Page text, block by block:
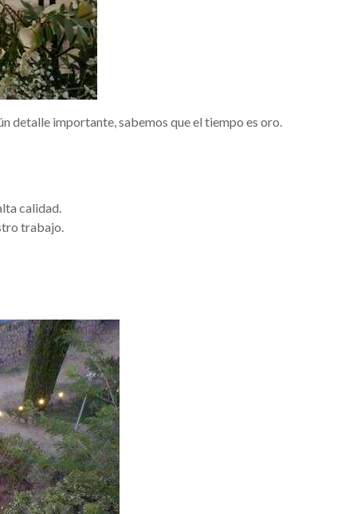
detalle importante, sabemos que el tiempo es oro.
calidad.
trabajo.